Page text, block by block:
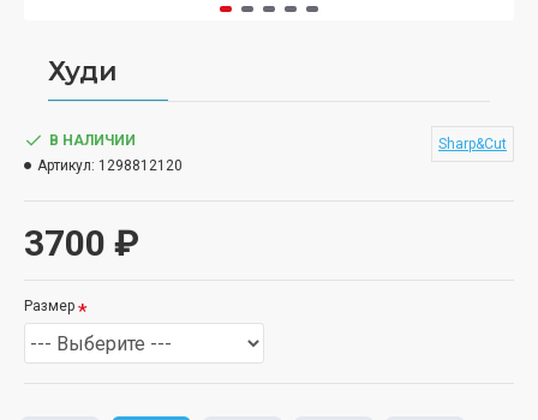
Худи
3700 ₽
В НАЛИЧИИ
Артикул: 1298812120
Sharp&Cut
Размер